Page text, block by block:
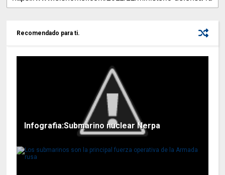
Recomendado para ti.
Infografia:Submarino nuclear Nerpa